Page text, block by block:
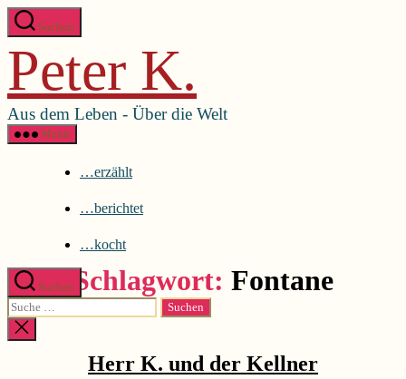
Direkt
zum
wechseln
Suchen
Peter K.
Aus dem Leben - Über die Welt
Menü
…erzählt
…berichtet
…kocht
Suchen
Suche
nach:
Suche
schließen
Menü schließen
…berichtet
…kocht
Schlagwort: Fontane
Herr K. und der Kellner